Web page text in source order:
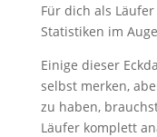
Für dich als
Statistiken im
Einige dieser
selbst merken,
zu haben,
Läufer komplett